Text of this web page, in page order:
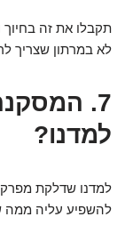
תקבלו את זה
לא במרתון שצריך
7.
למדנו?
למדנו שדלקת
להשפיע עליה ממה